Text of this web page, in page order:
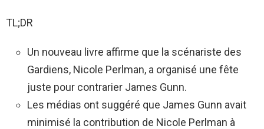
TL;DR
Un nouveau livre affirme que la scénariste des
Gardiens, Nicole Perlman, a organisé une fête
juste pour contrarier James Gunn.
Les médias ont suggéré que James Gunn avait
minimisé la contribution de Nicole Perlman à